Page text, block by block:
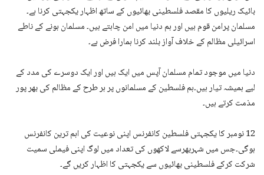
بائیک ریلیوں کا مقصد فلسطینی بھائیوں کے ساتھ اظہار یکجہتی کرنا ہے۔
مسلمان پرامن قوم ہیں اور ہم دنیا میں امن چاہتے ہیں۔ مسلمان ہونے کے ناطے
اسرائیلی مظالم کے خلاف آواز بلند کرنا ہمارا فرض ہے۔
دنیا میں موجود تمام مسلمان آپس میں ایک ہیں اور ایک دوسرے کی مدد کے
لیے ہمیشہ تیار ہیں۔ہم فلسطین کے مسلمانوں پر ہر طرح کے مظالم کی بھر پور
مذمت کرتے ہیں۔
12 نومبر کا یکجہتی فلسطین کانفرنس اپنی نوعیت کی اہم ترین کانفرنس
ہوگی۔جس میں شہربھرسے لاکھوں کی تعداد میں لوگ اپنی فیملی سمیت
شرکت کرکے فلسطینی بھائیوں سے یکجہتی کا اظہار کریں گے۔